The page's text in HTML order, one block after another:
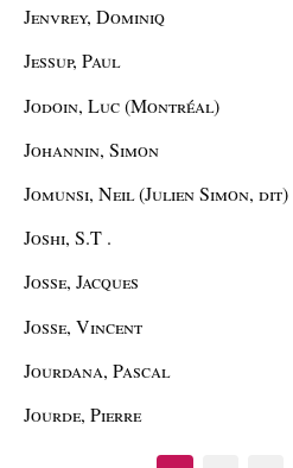
Jenvrey, Dominiq
Jessup, Paul
Jodoin, Luc (Montréal)
Johannin, Simon
Jomunsi, Neil (Julien Simon, dit)
Joshi, S.T .
Josse, Jacques
Josse, Vincent
Jourdana, Pascal
Jourde, Pierre